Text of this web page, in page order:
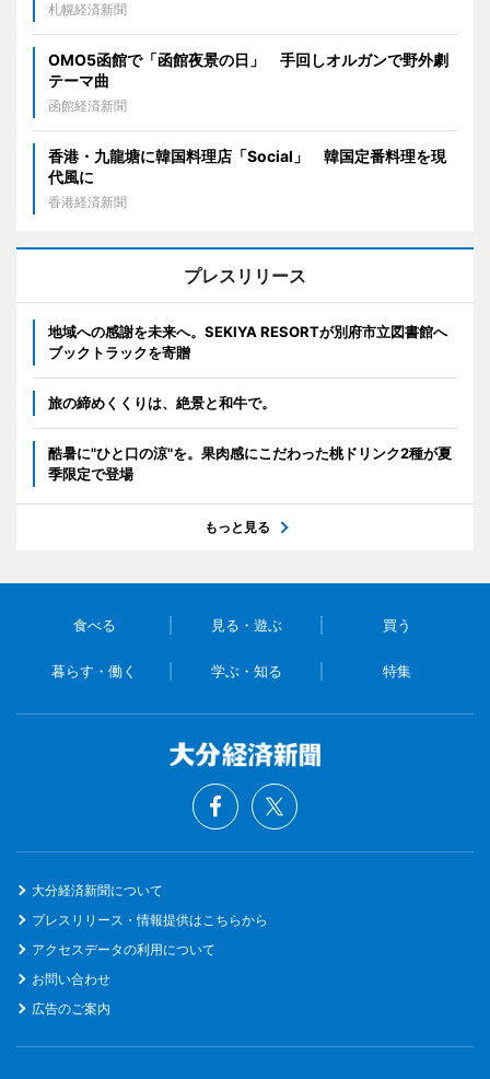
札幌経済新聞
OMO5函館で「函館夜景の日」 手回しオルガンで野外劇
テーマ曲
函館経済新聞
香港・九龍塘に韓国料理店「Social」 韓国定番料理を現
代風に
香港経済新聞
プレスリリース
地域への感謝を未来へ。SEKIYA RESORTが別府市立図書館へ
ブックトラックを寄贈
旅の締めくくりは、絶景と和牛で。
酷暑に"ひと口の涼"を。果肉感にこだわった桃ドリンク2種が夏
季限定で登場
もっと見る
食べる 見る・遊ぶ 買う
暮らす・働く 学ぶ・知る 特集
大分経済新聞について
プレスリリース・情報提供はこちらから
アクセスデータの利用について
お問い合わせ
広告のご案内